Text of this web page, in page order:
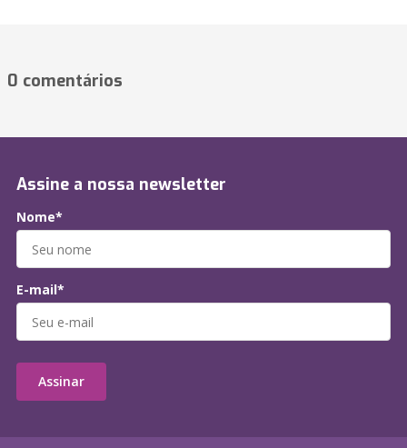
0 comentários
Assine a nossa newsletter
Nome*
E-mail*
Assinar